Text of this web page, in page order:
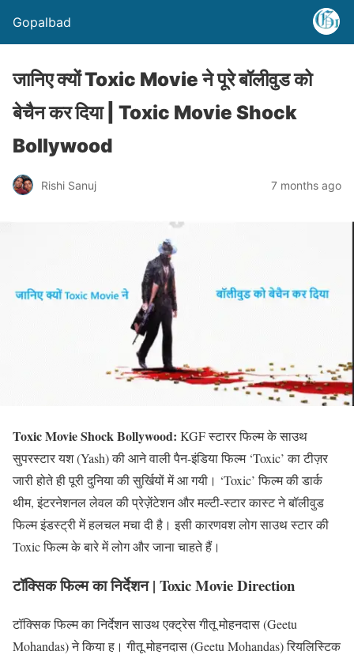
Gopalbad
जानिए क्यों Toxic Movie ने पूरे बॉलीवुड को
बेचैन कर दिया | Toxic Movie Shock
Bollywood
Rishi Sanuj 7 months ago
Toxic Movie Shock Bollywood: KGF स्टारर फिल्म के साउथ
सुपरस्टार यश (Yash) की आने वाली पैन-इंडिया फिल्म ‘Toxic’ का टीज़र
जारी होते ही पूरी दुनिया की सुर्खियों में आ गयी। ‘Toxic’ फिल्म की डार्क
थीम, इंटरनेशनल लेवल की प्रेज़ेंटेशन और मल्टी-स्टार कास्ट ने बॉलीवुड
फिल्म इंडस्ट्री में हलचल मचा दी है। इसी कारणवश लोग साउथ स्टार की
Toxic फिल्म के बारे में लोग और जाना चाहते हैं।
टॉक्सिक फिल्म का निर्देशन | Toxic Movie Direction
टॉक्सिक फिल्म का निर्देशन साउथ एक्ट्रेस गीतू मोहनदास (Geetu
Mohandas) ने किया ह। गीतू मोहनदास (Geetu Mohandas) रियलिस्टिक